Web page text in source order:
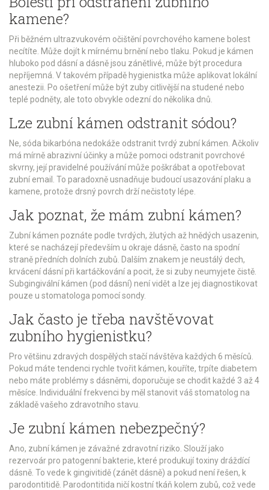
kamene?
Při běžném ultrazvukovém očištění povrchového kamene bolest
necítíte. Může dojít k mírnému brnění nebo tlaku. Pokud je kámen
hluboko pod dásní a dásně jsou zánětlivé, může být procedura
nepříjemná. V takovém případě hygienistka může aplikovat lokální
anestezii. Po ošetření může být zuby citlivější na studené nebo
teplé podněty, ale toto obvykle odezní do několika dnů.
Lze zubní kámen odstranit sódou?
Ne, sóda bikarbóna nedokáže odstranit tvrdý zubní kámen. Ačkoliv
má mírně abrazivní účinky a může pomoci odstranit povrchové
skvrny, její pravidelné používání může poškrábat a opotřebovat
zubní email. To paradoxně usnadňuje budoucí usazování plaku a
kamene, protože drsný povrch drží nečistoty lépe.
Jak poznat, že mám zubní kámen?
Zubní kámen poznáte podle tvrdých, žlutých až hnědých usazenin,
které se nacházejí především u okraje dásně, často na spodní
straně předních dolních zubů. Dalším znakem je neustálý dech,
krvácení dásní při kartáčkování a pocit, že si zuby neumyjete čistě.
Subgingivální kámen (pod dásní) není vidět a lze jej diagnostikovat
pouze u stomatologa pomocí sondy.
Jak často je třeba navštěvovat
zubního hygienistku?
Pro většinu zdravých dospělých stačí návštěva každých 6 měsíců.
Pokud máte tendenci rychle tvořit kámen, kouříte, trpíte diabetem
nebo máte problémy s dásněmi, doporučuje se chodit každé 3 až 4
měsíce. Individuální frekvenci by měl stanovit váš stomatolog na
základě vašeho zdravotního stavu.
Je zubní kámen nebezpečný?
Ano, zubní kámen je závažné zdravotní riziko. Slouží jako
rezervoár pro patogenní bakterie, které produkují toxiny dráždící
dásně. To vede k gingivitidě (zánět dásně) a pokud není řešen, k
parodontitidě. Parodontitida ničí kostní tkáň kolem zubů, což vede